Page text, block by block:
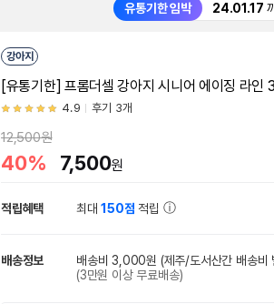
유통기한 임박 24.01.17
강아지
[유통기한] 프롬더셀 강아지 시니어 에이징 라
4.9 후기 3개
12,500원
40% 7,500원
적립혜택 최대150점 적립
배송정보 배송비 3,000원 (제주/도서산간 배송비
(3만원 이상 무료배송)